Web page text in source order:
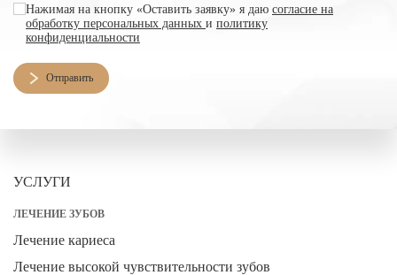
согласие на обработку персональных данных
Нажимая на кнопку «Оставить заявку» я даю согласие на
обработку персональных данных и политику
конфиденциальности
Отправить
УСЛУГИ
ЛЕЧЕНИЕ ЗУБОВ
Лечение кариеса
Лечение высокой чувствительности зубов